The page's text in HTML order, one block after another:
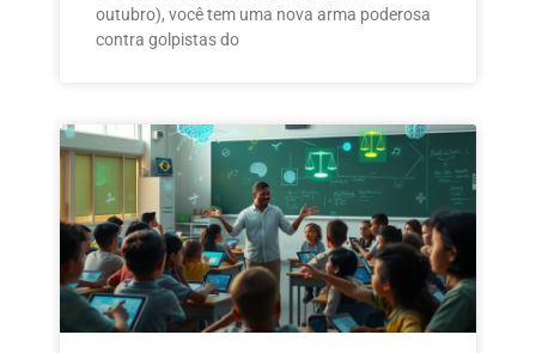
outubro), você tem uma nova arma poderosa
contra golpistas do